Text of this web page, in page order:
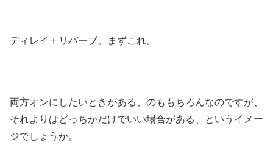
ディレイ＋リバーブ。まずこれ。
両方オンにしたいときがある、のももちろんなのですが、
それよりはどっちかだけでいい場合がある、というイメー
ジでしょうか。